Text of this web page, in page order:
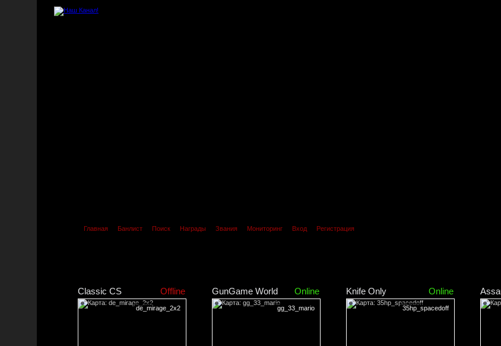
Главная Банлист Поиск Награды Звания Мониторинг Вход Регистрация
Classic CS Offline
de_mirage_2x2
GunGame World Online
gg_33_mario
Knife Only Online
35hp_spacedoff